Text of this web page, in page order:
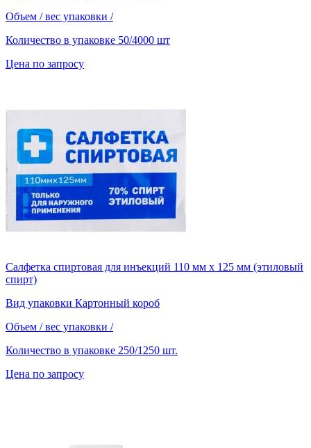
Объем / вес упаковки /
Количество в упаковке 50/4000 шт
Цена по запросу
Салфетка спиртовая для инъекций 110 мм х 125 мм (этиловый
спирт)
Вид упаковки Картонный короб
Объем / вес упаковки /
Количество в упаковке 250/1250 шт.
Цена по запросу